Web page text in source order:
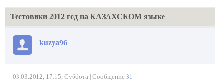
Тестовики 2012 год на КАЗАХСКОМ языке
kuzya96
03.03.2012, 17:15, Суббота | Сообщение 31